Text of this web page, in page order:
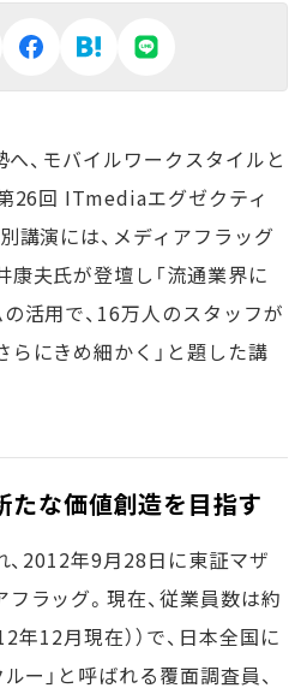
、モバイルワークスタイルと
26回 ITmediaエグゼクティ
講演には、メディアフラッグ
夫氏が登壇し「流通業界に
活用で、16万人のスタッフが
にきめ細かく」と題した講
たな価値創造を目指す
2012年9月28日に東証マザ
ラッグ。現在、従業員数は約
年12月現在））で、日本全国に
ー」と呼ばれる覆面調査員、